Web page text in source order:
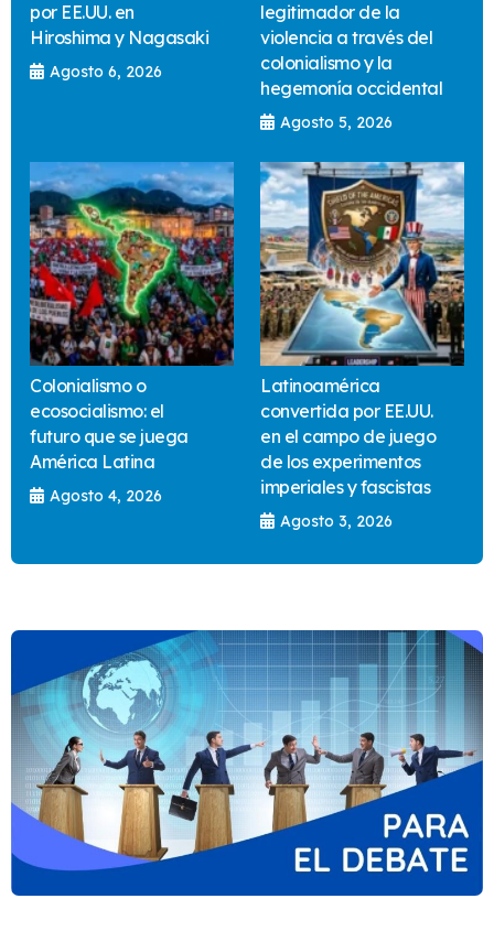
por EE.UU. en
Hiroshima y Nagasaki
Agosto 6, 2026
legitimador de la
violencia a través del
colonialismo y la
hegemonía occidental
Agosto 5, 2026
Colonialismo o
ecosocialismo: el
futuro que se juega
América Latina
Agosto 4, 2026
Latinoamérica
convertida por EE.UU.
en el campo de juego
de los experimentos
imperiales y fascistas
Agosto 3, 2026